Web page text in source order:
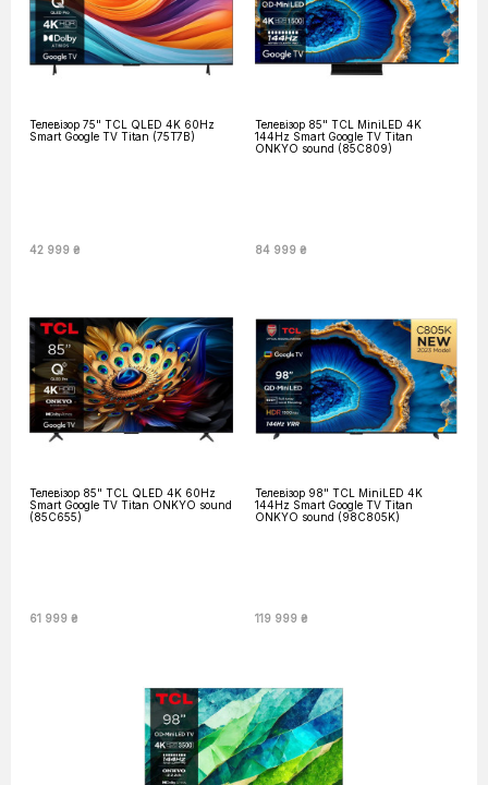
Телевізор 75" TCL QLED 4K 60Hz
Smart Google TV Titan (75T7B)
42 999 ₴
Телевізор 85" TCL MiniLED 4K
144Hz Smart Google TV Titan
ONKYO sound (85C809)
84 999 ₴
Телевізор 85" TCL QLED 4K 60Hz
Smart Google TV Titan ONKYO sound
(85C655)
61 999 ₴
Телевізор 98" TCL MiniLED 4K
144Hz Smart Google TV Titan
ONKYO sound (98C805K)
119 999 ₴